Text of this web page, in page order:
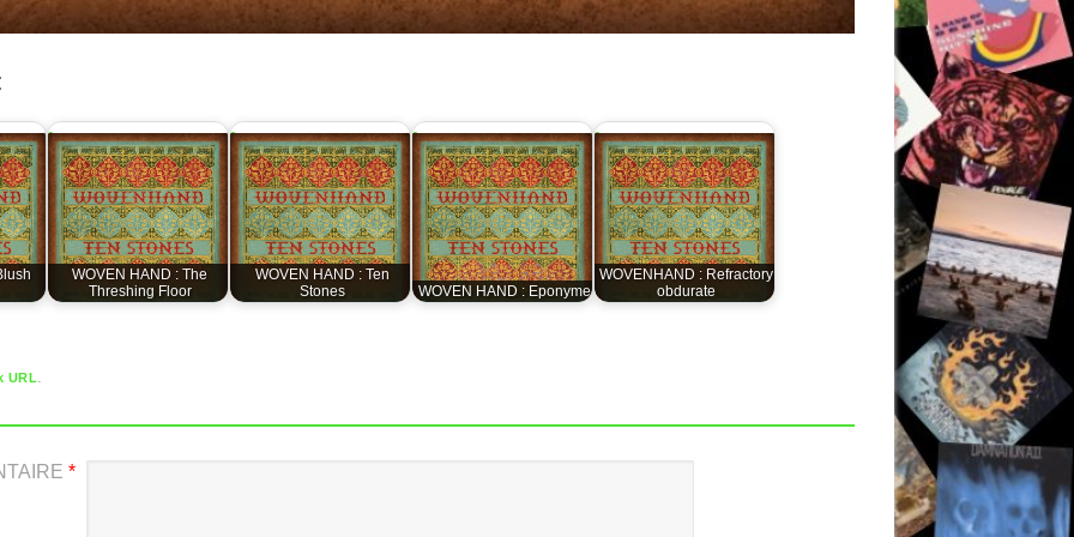
WOVEN HAND : The
Threshing Floor
WOVEN HAND : Ten
Stones
WOVEN HAND : Eponyme
WOVENHAND : Refractory
obdurate
URL.
*